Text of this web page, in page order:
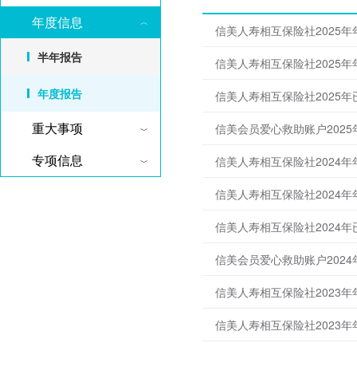
年度信息
半年报告
年度报告
重大事项
专项信息
信美人寿相互保险社2025年
信美人寿相互保险社2025年
信美人寿相互保险社2025年
信美会员爱心救助账户2025
信美人寿相互保险社2024年
信美人寿相互保险社2024年
信美人寿相互保险社2024年
信美会员爱心救助账户2024
信美人寿相互保险社2023年
信美人寿相互保险社2023年